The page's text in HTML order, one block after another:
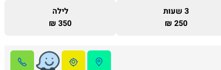
3 שעות
250 ₪
לילה
350 ₪